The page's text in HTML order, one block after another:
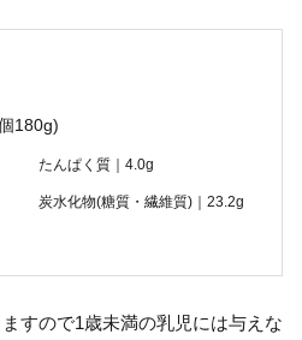
180g)
たんぱく質｜4.0g
炭水化物(糖質・繊維質)｜23.2g
すので1歳未満の乳児には与えな